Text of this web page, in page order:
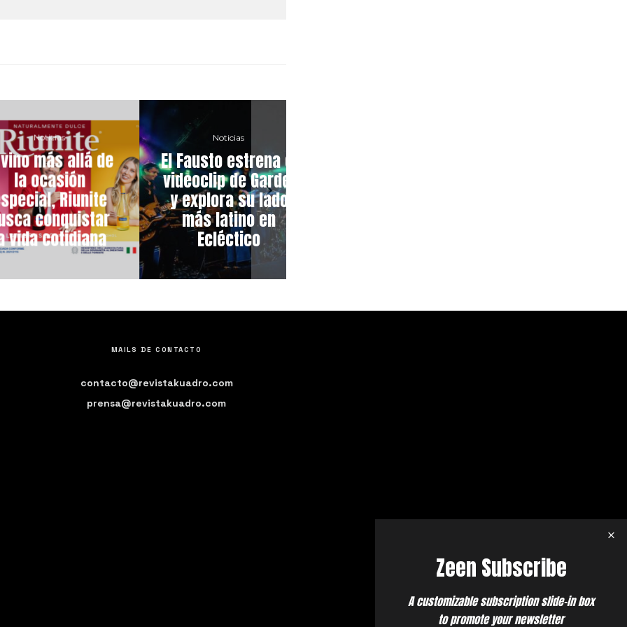
Noticias
El Fausto estrena el
videoclip de Gardel
y explora su lado
más latino en
Ecléctico
Noticias
allá de
Riunite
cotidiana
MAILS DE CONTACTO
contacto@revistakuadro.com
prensa@revistakuadro.com
Zeen Subscribe
A customizable subscription slide-in box
to promote your newsletter